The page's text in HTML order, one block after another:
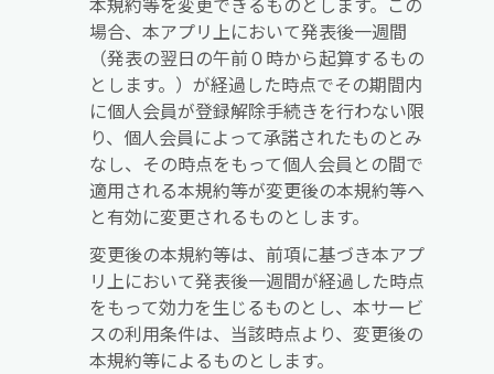
場合、本アプリ上において発表後一週間
（発表の翌日の午前０時から起算するもの
とします。）が経過した時点でその期間内
に個人会員が登録解除手続きを行わない限
り、個人会員によって承諾されたものとみ
なし、その時点をもって個人会員との間で
適用される本規約等が変更後の本規約等へ
と有効に変更されるものとします。
変更後の本規約等は、前項に基づき本アプ
リ上において発表後一週間が経過した時点
をもって効力を生じるものとし、本サービ
スの利用条件は、当該時点より、変更後の
本規約等によるものとします。